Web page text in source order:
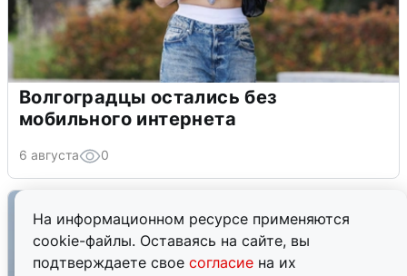
На информационном ресурсе применяются
cookie-файлы. Оставаясь на сайте, вы
подтверждаете свое согласие на их
Волгоградцы остались без
мобильного интернета
6 августа 0